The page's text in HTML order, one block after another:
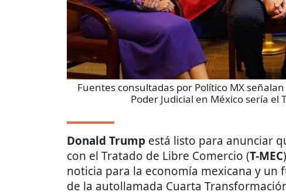
Fuentes consultadas por Político MX
Poder Judicial en México sería el
Donald Trump está listo para anunciar
con el Tratado de Libre Comercio (T-MEC
noticia para la economía mexicana y
de la autollamada Cuarta